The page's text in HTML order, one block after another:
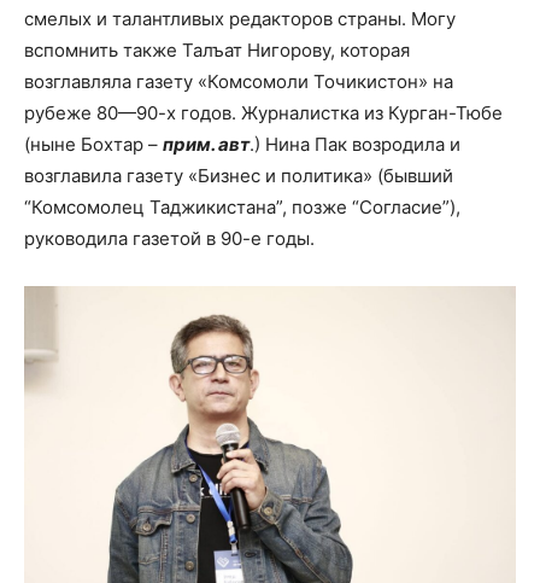
смелых и талантливых редакторов страны. Могу
вспомнить также Талъат Нигорову, которая
возглавляла газету «Комсомоли Точикистон» на
рубеже 80—90-х годов. Журналистка из Курган-Тюбе
(ныне Бохтар – прим. авт.) Нина Пак возродила и
возглавила газету «Бизнес и политика» (бывший
“Комсомолец Таджикистана”, позже “Согласие”),
руководила газетой в 90-е годы.